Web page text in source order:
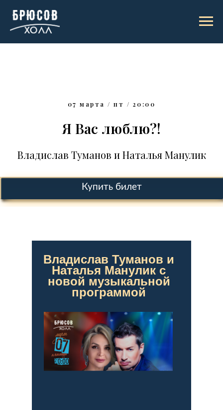
07 марта / пт / 20:00
Я Вас люблю?!
Владислав Туманов и Наталья Манулик
Купить билет
Владислав Туманов и
Наталья Манулик с
новой музыкальной
программой